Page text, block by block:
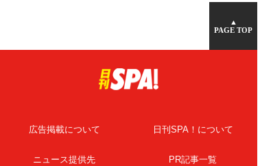
▲
PAGE TOP
広告掲載について 日刊SPA！について
ニュース提供先 PR記事一覧